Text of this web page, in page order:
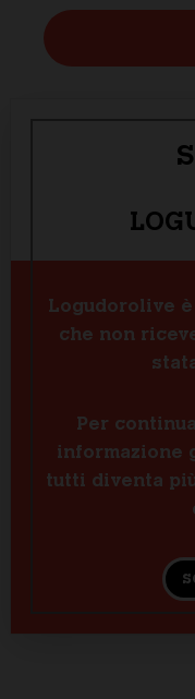
Logudorolive
che non
Per
informazione
tutti diventa